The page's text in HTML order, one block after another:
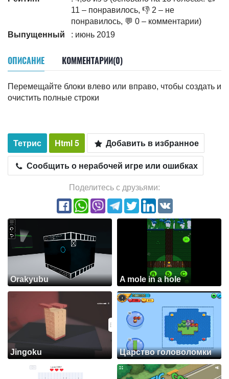
11 – понравилось, 👎 2 – не
понравилось, 💬 0 – комментарии)
Выпущенный
: июнь 2019
ОПИСАНИЕ КОММЕНТАРИИ(0)
Перемещайте блоки влево или вправо, чтобы создать и
очистить полные строки
Тетрис Html 5
Добавить в избранное
Сообщить о нерабочей игре или ошибках
Поделитесь с друзьями:
Orakyubu A mole in a hole
Jingoku Царство головоломки